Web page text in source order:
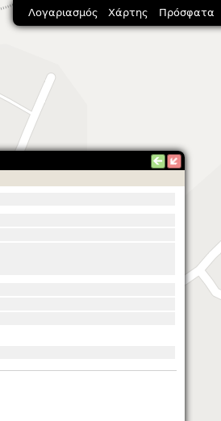
Λογαριασμός Χάρτης Πρόσφατα